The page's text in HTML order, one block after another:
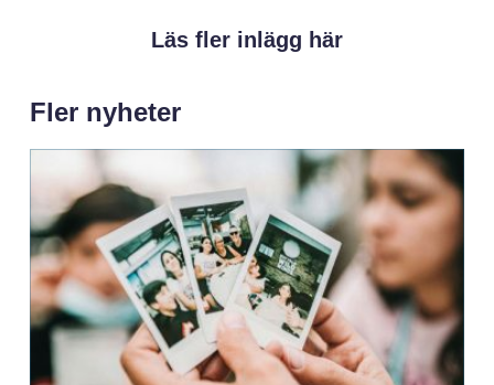
Läs fler inlägg här
Fler nyheter